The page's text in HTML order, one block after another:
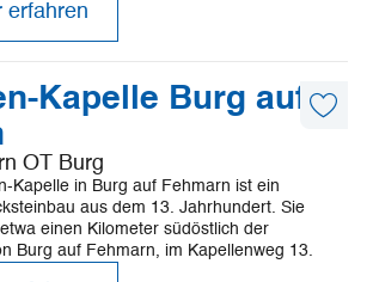
erfahren
Kapelle Burg auf
OT Burg
Kapelle in Burg auf Fehmarn ist ein
aus dem 13. Jahrhundert. Sie
einen Kilometer südöstlich der
Burg auf Fehmarn, im Kapellenweg 13.